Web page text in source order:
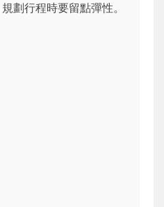
劃行程時要留點彈性。